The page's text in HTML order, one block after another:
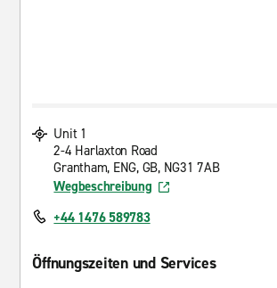
Unit 1
2-4 Harlaxton Road
Grantham, ENG, GB, NG31 7AB
Wegbeschreibung
+44 1476 589783
Öffnungszeiten und Services